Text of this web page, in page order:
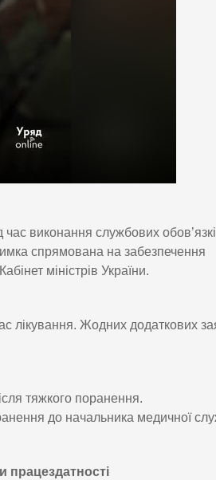
виконання службових
спрямована на забезпечення
Кабінет міністрів України.
лікування. Жодних додаткових
тяжкого поранення.
до начальника медичної
працездатності